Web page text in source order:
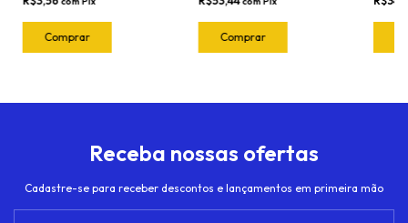
Resistente ao calor)
Receba nossas ofertas
Cadastre-se para receber descontos e lançamentos em primeira mão